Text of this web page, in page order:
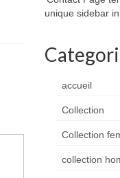
unique sidebar in
accueil
Collection
Collection
collection